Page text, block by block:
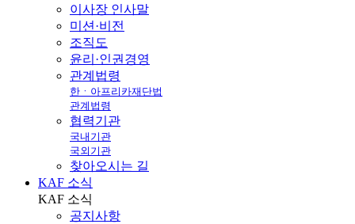
이사장 인사말
미션·비전
조직도
윤리·인권경영
관계법령
한ㆍ아프리카재단법
관계법령
협력기관
국내기관
국외기관
찾아오시는 길
KAF 소식
KAF 소식
공지사항